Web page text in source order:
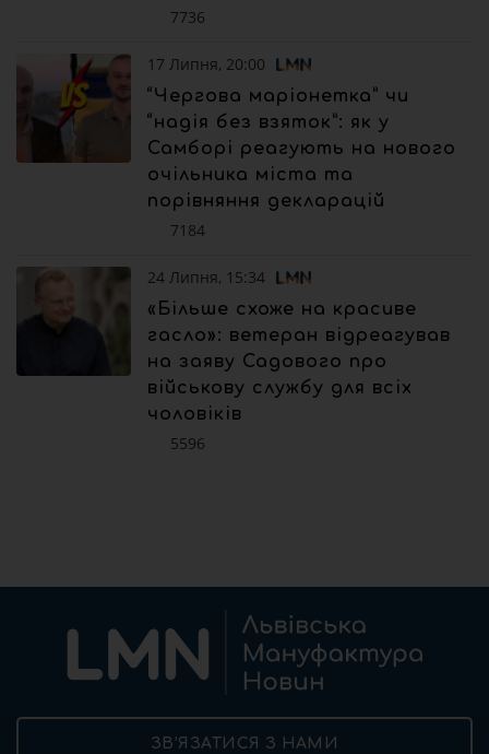
7736
17 Липня, 20:00
“Чергова маріонетка” чи
“надія без взяток”: як у
Самборі реагують на нового
очільника міста та
порівняння декларацій
7184
24 Липня, 15:34
«Більше схоже на красиве
гасло»: ветеран відреагував
на заяву Садового про
військову службу для всіх
чоловіків
5596
ЗВ’ЯЗАТИСЯ З НАМИ